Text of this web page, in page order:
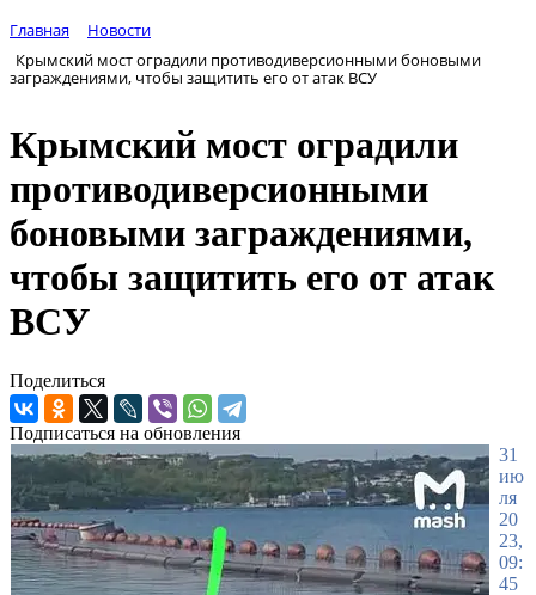
Главная
Новости
Крымский мост оградили противодиверсионными боновыми
заграждениями, чтобы защитить его от атак ВСУ
Крымский мост оградили
противодиверсионными
боновыми заграждениями,
чтобы защитить его от атак
ВСУ
Поделиться
Подписаться на обновления
31
ию
ля
20
23,
09:
45